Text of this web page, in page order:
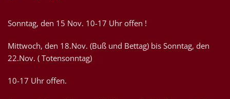
Sonntag, den 15 Nov. 10-17 Uhr offen !
Mittwoch, den 18.Nov. (Buß und Bettag) bis Sonntag, den
22.Nov. ( Totensonntag)
10-17 Uhr offen.